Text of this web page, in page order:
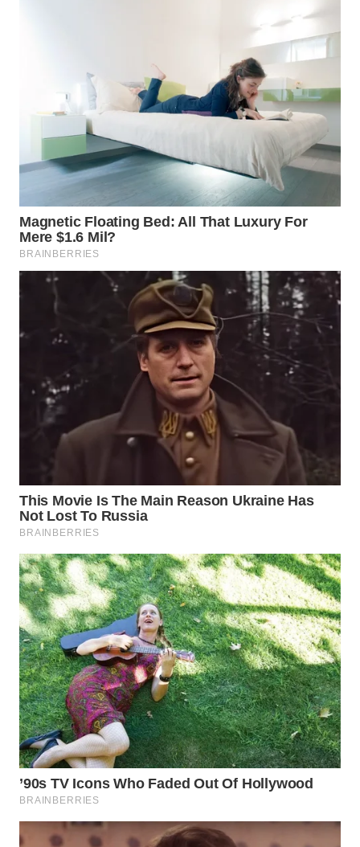
SAMOSIR
WN
PADANG
WN
SUMEDANG
WN
CIANJUR
SERIBU
WN
WN
BINJAI
CIREBON
WN
INDRAMAYU
WN
KUNINGAN
WN
MAJALENGKA
WN
SUBANG